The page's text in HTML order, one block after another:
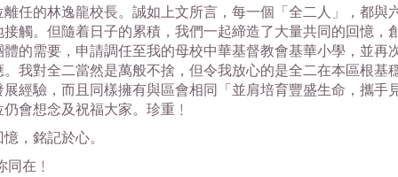
的林逸龍校長。誠如上文所言，每一個「全二人」，都與
觸。但隨着日子的累積，我們一起締造了大量共同的回憶
的需要，申請調任至我的母校中華基督教會基華小學，並
我對全二當然是萬般不捨，但令我放心的是全二在本區根
經驗，而且同樣擁有與區會相同「並肩培育豐盛生命，攜
會想念及祝福大家。 珍重﹗
銘記於心。
在﹗